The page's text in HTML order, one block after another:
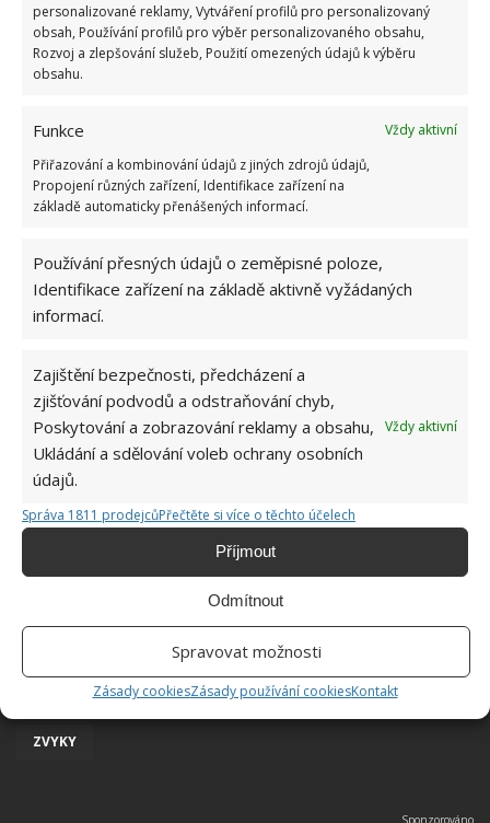
personalizované reklamy, Vytváření profilů pro personalizovaný
obsah, Používání profilů pro výběr personalizovaného obsahu,
Rozvoj a zlepšování služeb, Použití omezených údajů k výběru
obsahu.
Funkce
Vždy aktivní
Přiřazování a kombinování údajů z jiných zdrojů údajů,
Propojení různých zařízení, Identifikace zařízení na
základě automaticky přenášených informací.
Používání přesných údajů o zeměpisné poloze,
Identifikace zařízení na základě aktivně vyžádaných
informací.
Zajištění bezpečnosti, předcházení a
zjišťování podvodů a odstraňování chyb,
Poskytování a zobrazování reklamy a obsahu,
Ukládání a sdělování voleb ochrany osobních
údajů.
Vždy aktivní
Správa 1811 prodejcůPřečtěte si více o těchto účelech
Příjmout
Odmítnout
Spravovat možnosti
Zásady cookiesZásady používání cookiesKontakt
panelákových bytech a starších rodinných domech.
Moderní koupelny a toalety už bývají spojeny
dohromady. V jiných zemích však asi jen zřídka
toaletu.
Obrázky: pixabay, housebeautiful
PANTOFLE PŘEDSÍŇ
TEPLOTA TOALETA TOPENÍ ZÁCLONY
ZVYKY